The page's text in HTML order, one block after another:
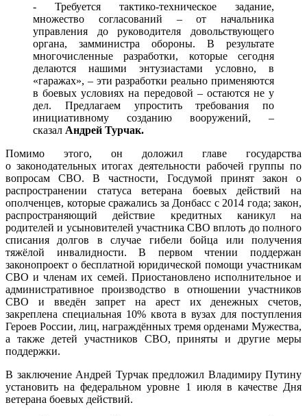
- Требуется тактико-техническое задание,
множество согласований – от начальника
управления до руководителя довольствующего
органа, замминистра обороны. В результате
многочисленные разработки, которые сегодня
делаются нашими энтузиастами условно, в
«гаражах», – эти разработки реально применяются
в боевых условиях на передовой – остаются не у
дел. Предлагаем упростить требования по
инициативному созданию вооружений, –
сказал Андрей Турчак.
Помимо этого, он доложил главе государства
о законодательных итогах деятельности рабочей группы по
вопросам СВО. В частности, Госдумой принят закон о
распространении статуса ветерана боевых действий на
ополченцев, которые сражались за Донбасс с 2014 года; закон,
распространяющий действие кредитных каникул на
родителей и усыновителей участника СВО вплоть до полного
списания долгов в случае гибели бойца или получения
тяжёлой инвалидности. В первом чтении поддержан
законопроект о бесплатной юридической помощи участникам
СВО и членам их семей. Приостановлено исполнительное и
административное производство в отношении участников
СВО и введён запрет на арест их денежных счетов,
закреплена специальная 10% квота в вузах для поступления
Героев России, лиц, награждённых тремя орденами Мужества,
а также детей участников СВО, приняты и другие меры
поддержки.
В заключение Андрей Турчак предложил Владимиру Путину
установить на федеральном уровне 1 июля в качестве Дня
ветерана боевых действий.